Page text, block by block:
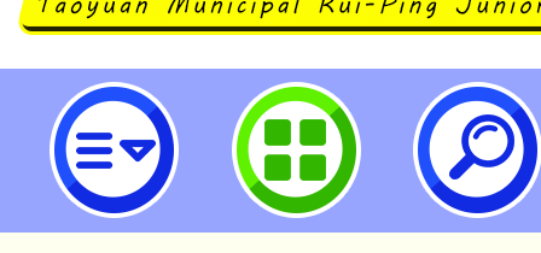
檢送銓敘部113年5月13日部法一字
11357037031號令影本1份-桃園